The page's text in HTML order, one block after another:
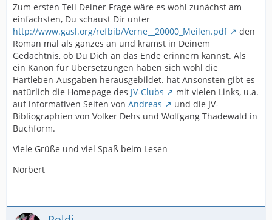
Zum ersten Teil Deiner Frage wäre es wohl zunächst am
einfachsten, Du schaust Dir unter
http://www.gasl.org/refbib/Verne__20000_Meilen.pdf
den
Roman mal als ganzes an und kramst in Deinem
Gedächtnis, ob Du Dich an das Ende erinnern kannst. Als
ein Kanon für Übersetzungen haben sich wohl die
Hartleben-Ausgaben herausgebildet. hat Ansonsten gibt es
natürlich die Homepage des JV-Clubs
mit vielen Links, u.a.
auf informativen Seiten von Andreas
und die JV-
Bibliographien von Volker Dehs und Wolfgang Thadewald in
Buchform.
Viele Grüße und viel Spaß beim Lesen
Norbert